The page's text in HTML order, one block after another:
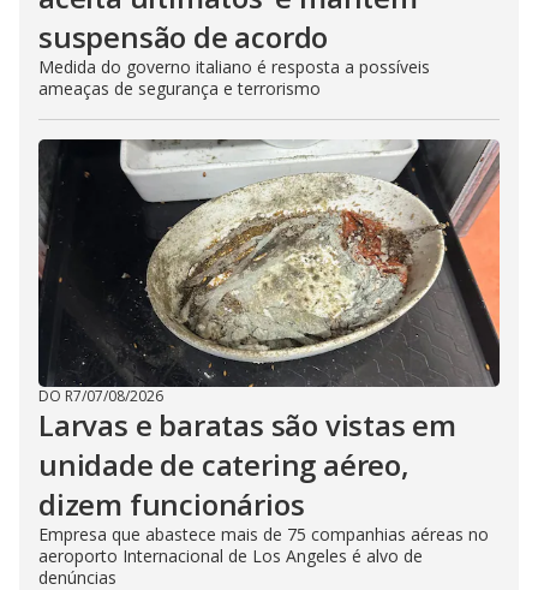
suspensão de acordo
Medida do governo italiano é resposta a possíveis
ameaças de segurança e terrorismo
DO R7/07/08/2026
Larvas e baratas são vistas em
unidade de catering aéreo,
dizem funcionários
Empresa que abastece mais de 75 companhias aéreas no
aeroporto Internacional de Los Angeles é alvo de
denúncias